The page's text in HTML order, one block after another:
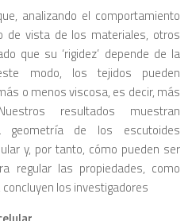
analizando el comportamiento
de vista de los materiales, otros
que su ‘rigidez’ depende de la
modo, los tejidos pueden
o menos viscosa, es decir, más
resultados muestran
geometría de los escutoides
y, por tanto, cómo pueden ser
regular las propiedades, como
los investigadores